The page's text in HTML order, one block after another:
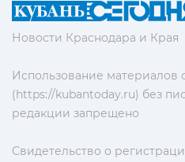
Новости Краснодара и Края
Использование материалов
(https://kubantoday.ru) без
редакции запрещено
Свидетельство о